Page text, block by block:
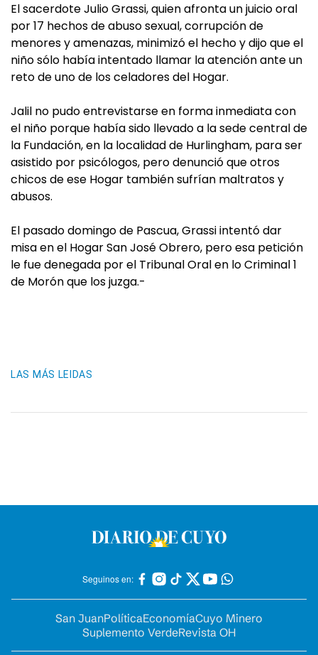
El sacerdote Julio Grassi, quien afronta un juicio oral
por 17 hechos de abuso sexual, corrupción de
menores y amenazas, minimizó el hecho y dijo que el
niño sólo había intentado llamar la atención ante un
reto de uno de los celadores del Hogar.
Jalil no pudo entrevistarse en forma inmediata con
el niño porque había sido llevado a la sede central de
la Fundación, en la localidad de Hurlingham, para ser
asistido por psicólogos, pero denunció que otros
chicos de ese Hogar también sufrían maltratos y
abusos.
El pasado domingo de Pascua, Grassi intentó dar
misa en el Hogar San José Obrero, pero esa petición
le fue denegada por el Tribunal Oral en lo Criminal 1
de Morón que los juzga.-
LAS MÁS LEIDAS
Seguinos en:
San JuanPolíticaEconomíaCuyo Minero
Suplemento VerdeRevista OH